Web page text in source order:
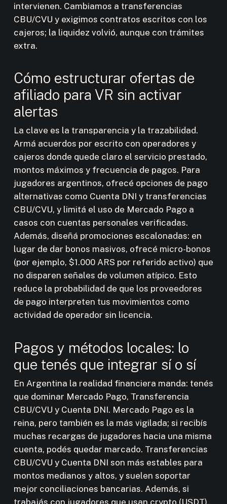
intervienen. Cambiamos a transferencias
CBU/CVU y exigimos contratos escritos con los
cajeros; la liquidez volvió, aunque con trámites
extra.
Cómo estructurar ofertas de
afiliado para VR sin activar
alertas
La clave es la transparencia y la trazabilidad.
Armá acuerdos por escrito con operadores y
cajeros donde quede claro el servicio prestado,
montos máximos y frecuencia de pagos. Para
jugadores argentinos, ofrecé opciones de pago
alternativas como Cuenta DNI y transferencias
CBU/CVU, y limitá el uso de Mercado Pago a
casos con cuentas personales verificadas.
Además, diseñá promociones escalonadas: en
lugar de dar bonos masivos, ofrecé micro-bonos
(por ejemplo, $1.000 ARS por referido activo) que
no disparen señales de volumen atípico. Esto
reduce la probabilidad de que los proveedores
de pago interpreten tus movimientos como
actividad de operador sin licencia.
Pagos y métodos locales: lo
que tenés que integrar sí o sí
En Argentina la realidad financiera manda: tenés
que dominar Mercado Pago, Transferencia
CBU/CVU y Cuenta DNI. Mercado Pago es la
reina, pero también es la más vigilada; si recibís
muchas recargas de jugadores hacia una misma
cuenta, podés quedar marcado. Transferencias
CBU/CVU y Cuenta DNI son más estables para
montos medianos y altos, y suelen soportar
mejor conciliaciones bancarias. Además, si
trabajás con jugadores que usan crypto (USDT),